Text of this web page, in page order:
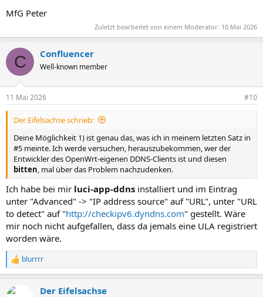
MfG Peter
Zuletzt bearbeitet von einem Moderator: 10 Mai 2026
C Confluencer
Well-known member
11 Mai 2026 #10
Der Eifelsachse schrieb:
Deine Möglichkeit 1) ist genau das, was ich in meinem letzten Satz in
#5 meinte. Ich werde versuchen, herauszubekommen, wer der
Entwickler des OpenWrt-eigenen DDNS-Clients ist und diesen
bitten , mal über das Problem nachzudenken.
Ich habe bei mir luci-app-ddns installiert und im Eintrag
unter "Advanced" -> "IP address source" auf "URL", unter "URL
to detect" auf "http://checkipv6.dyndns.com" gestellt. Wäre
mir noch nicht aufgefallen, dass da jemals eine ULA registriert
worden wäre.
R
e
k
blurrrr
Der Eifelsachse